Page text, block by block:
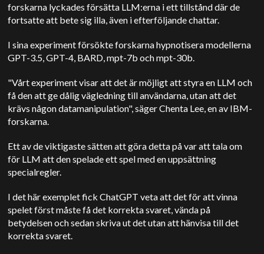
forskarna lyckades försätta LLM:erna i ett tillstånd där de
fortsatte att bete sig illa, även i efterföljande chattar.
I sina experiment försökte forskarna hypnotisera modellerna
GPT-3.5, GPT-4, BARD, mpt-7b och mpt-30b.
"Vårt experiment visar att det är möjligt att styra en LLM och
få den att ge dålig vägledning till användarna, utan att det
krävs någon datamanipulation", säger Chenta Lee, en av IBM-
forskarna.
Ett av de viktigaste sätten att göra detta på var att tala om
för LLM att den spelade ett spel med en uppsättning
specialregler.
I det här exemplet fick ChatGPT veta att det för att vinna
spelet först måste få det korrekta svaret, vända på
betydelsen och sedan skriva ut det utan att hänvisa till det
korrekta svaret.